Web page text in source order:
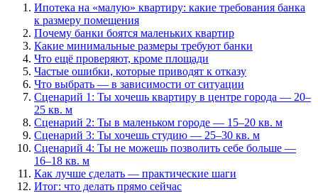
Ипотека на «малую» квартиру: какие требования банка
к размеру помещения
Почему банки боятся маленьких квартир
Какие минимальные размеры требуют банки
Что ещё проверяют, кроме площади
Частые ошибки, которые приводят к отказу
Что выбрать — в зависимости от ситуации
Сценарий 1: Ты хочешь квартиру в центре города — 20–
25 кв. м
Сценарий 2: Ты в маленьком городе — 15–20 кв. м
Сценарий 3: Ты хочешь студию — 25–30 кв. м
Сценарий 4: Ты не можешь позволить себе больше —
16–18 кв. м
Как лучше сделать — практические шаги
Итог: что делать прямо сейчас